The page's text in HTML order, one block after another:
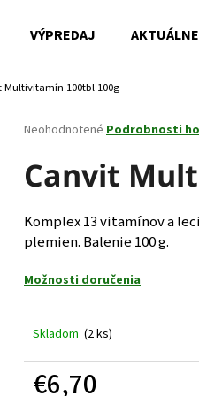
VÝPREDAJ
Multivitamín 100tbl 100g
Priemerné
produktu
je
z
5
hviezdičiek.
Neohodnotené Podrobnosti
Canvit
Komplex 13 vitamínov a
plemien. Balenie 100 g.
Možnosti doručenia
Skladom (2 ks)
€6,70
HĽADAŤ